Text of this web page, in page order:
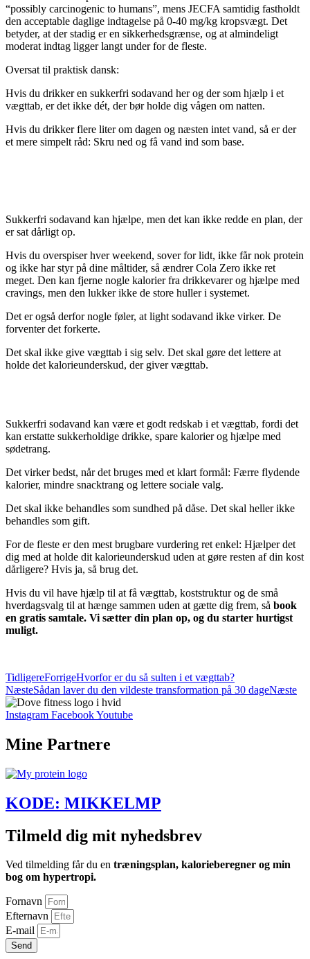
“possibly carcinogenic to humans”, mens JECFA samtidig fastholdt
den acceptable daglige indtagelse på 0-40 mg/kg kropsvægt. Det
betyder, at der stadig er en sikkerhedsgrænse, og at almindeligt
moderat indtag ligger langt under for de fleste.
Oversat til praktisk dansk:
Hvis du drikker en sukkerfri sodavand her og der som hjælp i et
vægttab, er det ikke dét, der bør holde dig vågen om natten.
Hvis du drikker flere liter om dagen og næsten intet vand, så er der
et mere simpelt råd: Skru ned og få vand ind som base.
Sukkerfri sodavand kan hjælpe, men det kan ikke redde en plan, der
er sat dårligt op.
Hvis du overspiser hver weekend, sover for lidt, ikke får nok protein
og ikke har styr på dine måltider, så ændrer Cola Zero ikke ret
meget. Den kan fjerne nogle kalorier fra drikkevarer og hjælpe med
cravings, men den lukker ikke de store huller i systemet.
Det er også derfor nogle føler, at light sodavand ikke virker. De
forventer det forkerte.
Det skal ikke give vægttab i sig selv. Det skal gøre det lettere at
holde det kalorieunderskud, der giver vægttab.
Sukkerfri sodavand kan være et godt redskab i et vægttab, fordi det
kan erstatte sukkerholdige drikke, spare kalorier og hjælpe med
sødetrang.
Det virker bedst, når det bruges med et klart formål: Færre flydende
kalorier, mindre snacktrang og lettere sociale valg.
Det skal ikke behandles som sundhed på dåse. Det skal heller ikke
behandles som gift.
For de fleste er den mest brugbare vurdering ret enkel: Hjælper det
dig med at holde dit kalorieunderskud uden at gøre resten af din kost
dårligere? Hvis ja, så brug det.
Hvis du vil have hjælp til at få vægttab, koststruktur og de små
hverdagsvalg til at hænge sammen uden at gætte dig frem, så book
en gratis samtale. Vi sætter din plan op, og du starter hurtigst
muligt.
TidligereForrigeHvorfor er du så sulten i et vægttab?
NæsteSådan laver du den vildeste transformation på 30 dageNæste
Instagram FacebookYoutube
Mine Partnere
KODE: MIKKELMP
Tilmeld dig mit nyhedsbrev
Ved tilmelding får du en træningsplan, kalorieberegner og min
bog om hypertropi.
Fornavn
Efternavn
E-mail
Send